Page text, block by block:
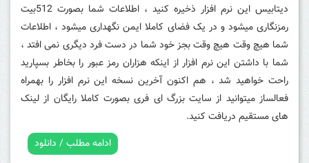
دیتابیس این نرم افزار ذخیره کنید ، اطلاعات شما بصورت 512بیت
رمزنگاری میشود و در یک فضای کاملا ایمن نگهداری میشود ، اطلاعات
شما هیچ وقت هیچ وقت بجز خود شما در دست فرد دیگری نمی افتد ،
شما با داشتن این نرم افزار از اینکه هزاران رمز عبور را بخاطر بسپارید
راحت خواهید شد ، هم اکنون آخرین نسخه این نرم افزار را بهمراه
فعالساز میتوانید از سایت بزرگ ای فری بصورت کاملا رایگان از لینک
های مستقیم دریافت کنید.
ادامه مطلب / دانلود